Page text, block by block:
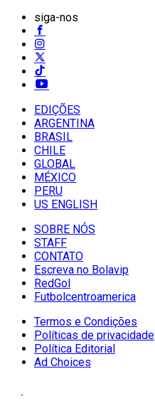
siga-nos
EDIÇÕES
ARGENTINA
BRASIL
CHILE
GLOBAL
MÉXICO
PERU
US ENGLISH
SOBRE NÓS
STAFF
CONTATO
Escreva no Bolavip
RedGol
Futbolcentroamerica
Termos e Condições
Políticas de privacidade
Política Editorial
Ad Choices